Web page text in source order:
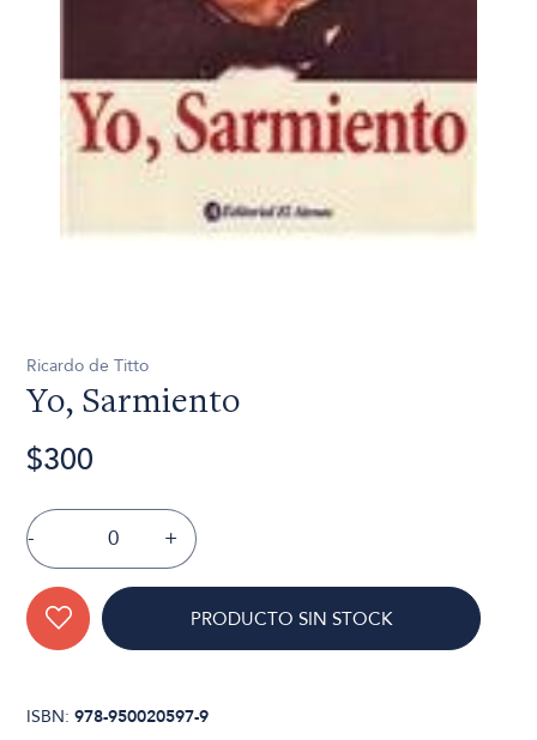
Ricardo de Titto
Yo, Sarmiento
$300
- +
PRODUCTO SIN STOCK
ISBN:978-950020597-9